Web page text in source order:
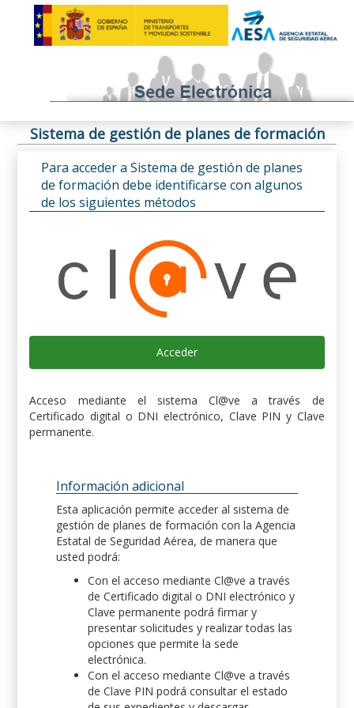
Sistema de gestión de planes de formación
Para acceder a Sistema de gestión de planes
de formación debe identificarse con algunos
de los siguientes métodos
Acceder
Acceso mediante el sistema Cl@ve a través de
Certificado digital o DNI electrónico, Clave PIN y Clave
permanente.
Información adicional
Esta aplicación permite acceder al sistema de
gestión de planes de formación con la Agencia
Estatal de Seguridad Aérea, de manera que
usted podrá:
Con el acceso mediante Cl@ve a través
de Certificado digital o DNI electrónico y
Clave permanente podrá firmar y
presentar solicitudes y realizar todas las
opciones que permite la sede
electrónica.
Con el acceso mediante Cl@ve a través
de Clave PIN podrá consultar el estado